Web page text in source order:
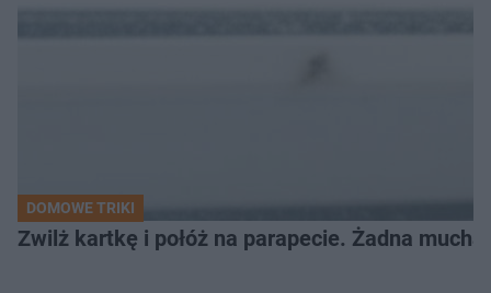
DOMOWE TRIKI
Zwilż kartkę i połóż na parapecie. Żadna